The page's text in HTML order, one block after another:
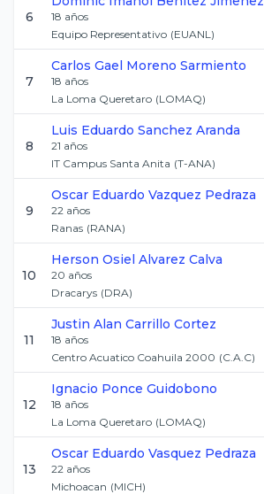
6 18 años
Equipo Representativo (EUANL)
7
Carlos Gael Moreno Sarmiento
18 años
La Loma Queretaro (LOMAQ)
8
Luis Eduardo Sanchez Aranda
21 años
IT Campus Santa Anita (T-ANA)
9
Oscar Eduardo Vazquez Pedraza
22 años
Ranas (RANA)
10
Herson Osiel Alvarez Calva
20 años
Dracarys (DRA)
11
Justin Alan Carrillo Cortez
18 años
Centro Acuatico Coahuila 2000 (C.A.C)
12
Ignacio Ponce Guidobono
18 años
La Loma Queretaro (LOMAQ)
13
Oscar Eduardo Vasquez Pedraza
22 años
Michoacan (MICH)